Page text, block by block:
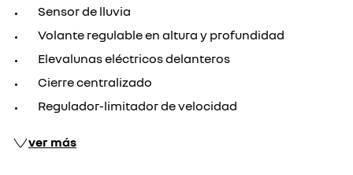
Sensor de lluvia
Volante regulable en altura y profundidad
Elevalunas eléctricos delanteros
Cierre centralizado
Regulador-limitador de velocidad
ver más